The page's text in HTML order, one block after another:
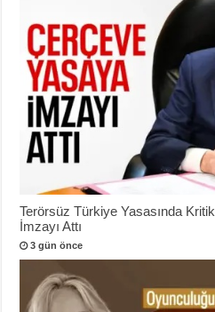
Terörsüz Türkiye Yasasında
İmzayı Attı
3 gün önce